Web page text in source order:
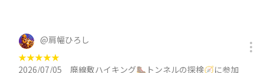
@肩幅ひろし
★★★★★
2026/07/05
廃線敷ハイキング🥾トンネルの探検🧭に参加